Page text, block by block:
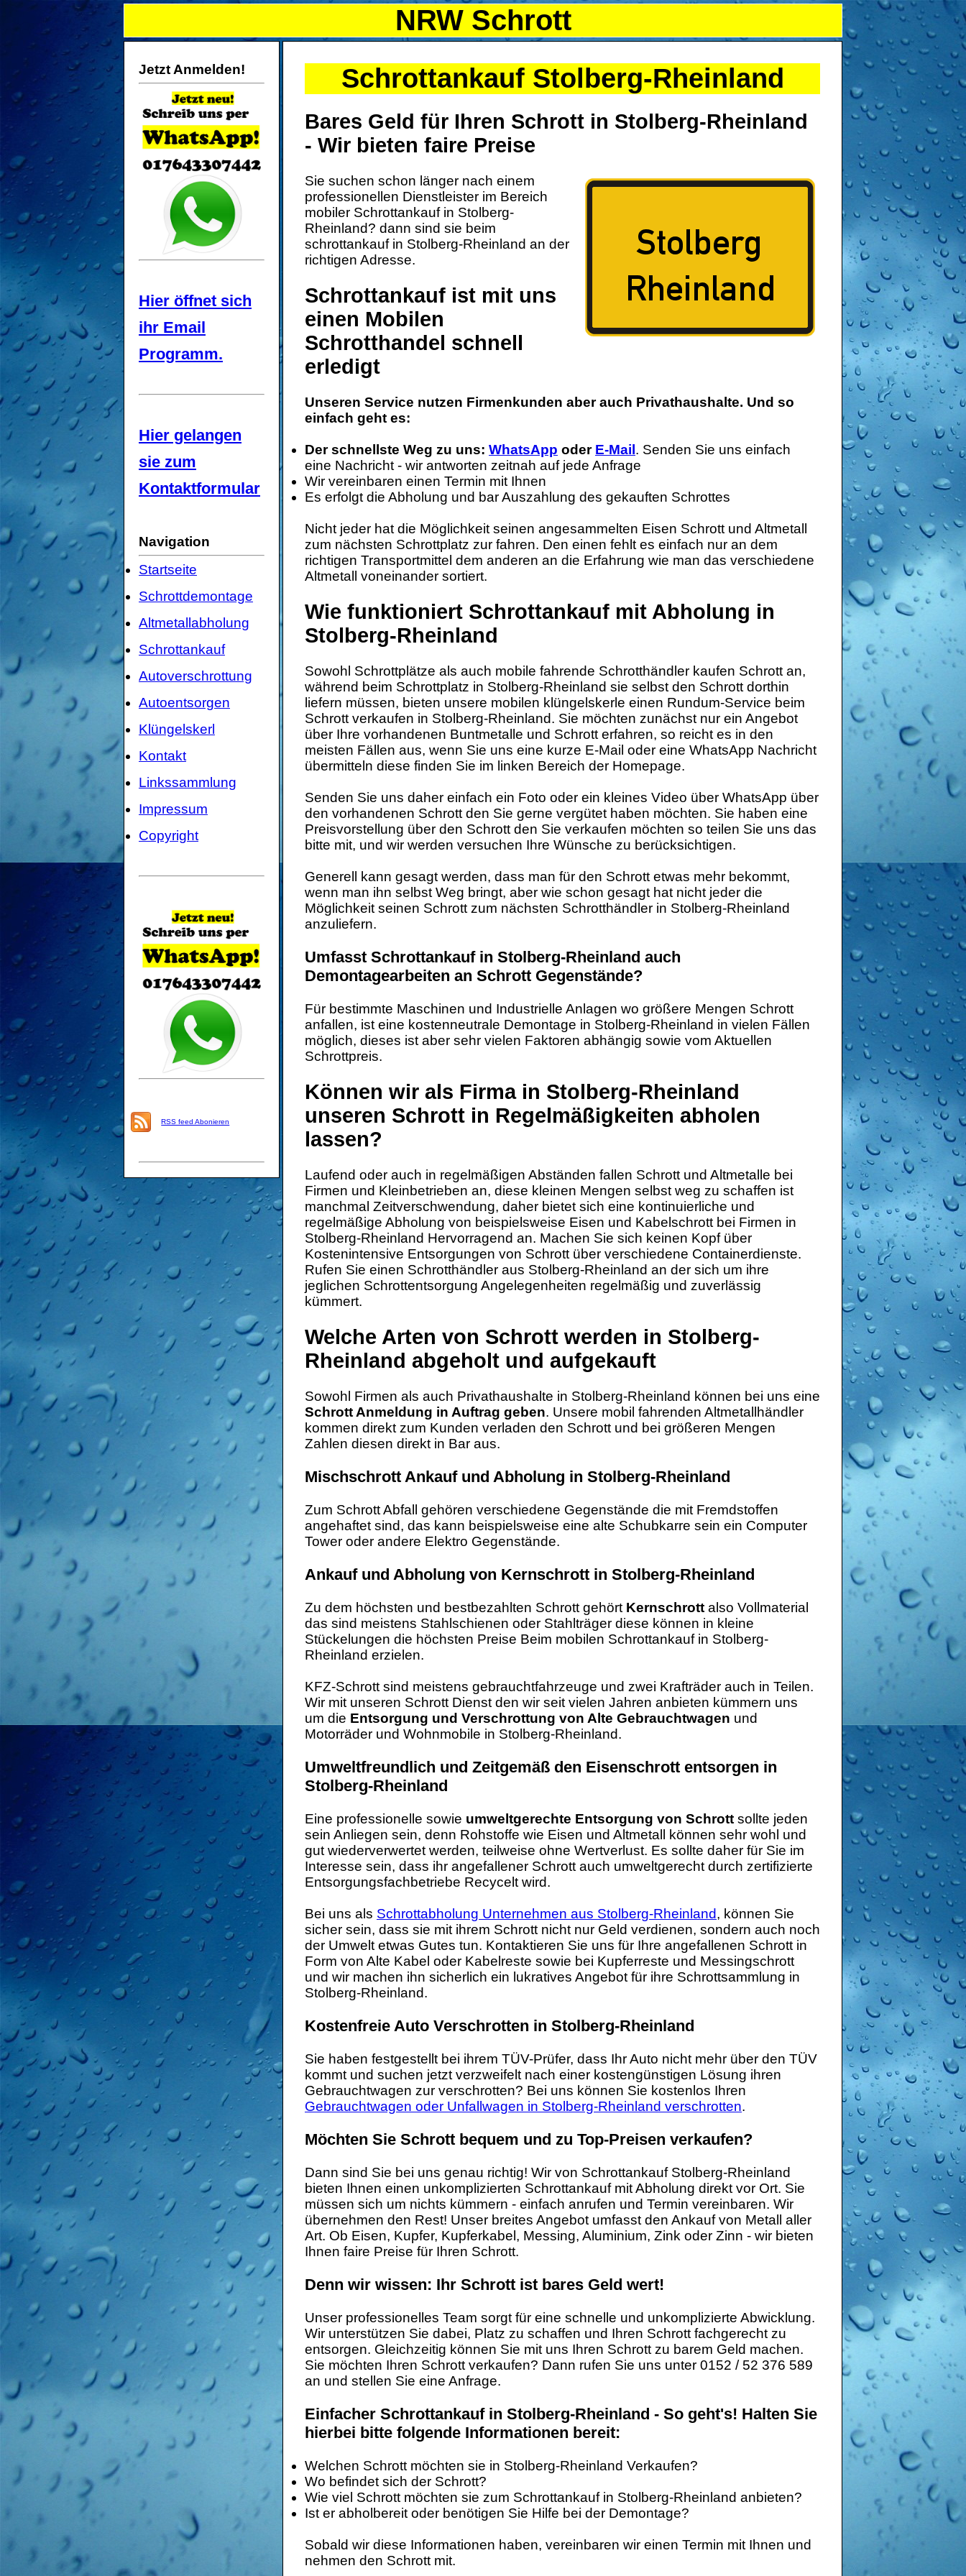
NRW Schrott
Jetzt Anmelden!
Hier öffnet sich
ihr Email
Programm.
Hier gelangen
sie zum
Kontaktformular
Navigation
Startseite
Schrottdemontage
Altmetallabholung
Schrottankauf
Autoverschrottung
Autoentsorgen
Klüngelskerl
Kontakt
Linkssammlung
Impressum
Copyright
RSS feed Abonieren
Schrottankauf Stolberg-Rheinland
Bares Geld für Ihren Schrott in Stolberg-Rheinland
- Wir bieten faire Preise
Sie suchen schon länger nach einem
professionellen Dienstleister im Bereich
mobiler Schrottankauf in Stolberg-
Rheinland? dann sind sie beim
schrottankauf in Stolberg-Rheinland an der
richtigen Adresse.
Schrottankauf ist mit uns
einen Mobilen
Schrotthandel schnell
erledigt
Unseren Service nutzen Firmenkunden aber auch Privathaushalte. Und so
einfach geht es:
Der schnellste Weg zu uns: WhatsApp oder E-Mail . Senden Sie uns einfach
eine Nachricht - wir antworten zeitnah auf jede Anfrage
Wir vereinbaren einen Termin mit Ihnen
Es erfolgt die Abholung und bar Auszahlung des gekauften Schrottes
Nicht jeder hat die Möglichkeit seinen angesammelten Eisen Schrott und Altmetall
zum nächsten Schrottplatz zur fahren. Den einen fehlt es einfach nur an dem
richtigen Transportmittel dem anderen an die Erfahrung wie man das verschiedene
Altmetall voneinander sortiert.
Wie funktioniert Schrottankauf mit Abholung in
Stolberg-Rheinland
Sowohl Schrottplätze als auch mobile fahrende Schrotthändler kaufen Schrott an,
während beim Schrottplatz in Stolberg-Rheinland sie selbst den Schrott dorthin
liefern müssen, bieten unsere mobilen klüngelskerle einen Rundum-Service beim
Schrott verkaufen in Stolberg-Rheinland. Sie möchten zunächst nur ein Angebot
über Ihre vorhandenen Buntmetalle und Schrott erfahren, so reicht es in den
meisten Fällen aus, wenn Sie uns eine kurze E-Mail oder eine WhatsApp Nachricht
übermitteln diese finden Sie im linken Bereich der Homepage.
Senden Sie uns daher einfach ein Foto oder ein kleines Video über WhatsApp über
den vorhandenen Schrott den Sie gerne vergütet haben möchten. Sie haben eine
Preisvorstellung über den Schrott den Sie verkaufen möchten so teilen Sie uns das
bitte mit, und wir werden versuchen Ihre Wünsche zu berücksichtigen.
Generell kann gesagt werden, dass man für den Schrott etwas mehr bekommt,
wenn man ihn selbst Weg bringt, aber wie schon gesagt hat nicht jeder die
Möglichkeit seinen Schrott zum nächsten Schrotthändler in Stolberg-Rheinland
anzuliefern.
Umfasst Schrottankauf in Stolberg-Rheinland auch
Demontagearbeiten an Schrott Gegenstände?
Für bestimmte Maschinen und Industrielle Anlagen wo größere Mengen Schrott
anfallen, ist eine kostenneutrale Demontage in Stolberg-Rheinland in vielen Fällen
möglich, dieses ist aber sehr vielen Faktoren abhängig sowie vom Aktuellen
Schrottpreis.
Können wir als Firma in Stolberg-Rheinland
unseren Schrott in Regelmäßigkeiten abholen
lassen?
Laufend oder auch in regelmäßigen Abständen fallen Schrott und Altmetalle bei
Firmen und Kleinbetrieben an, diese kleinen Mengen selbst weg zu schaffen ist
manchmal Zeitverschwendung, daher bietet sich eine kontinuierliche und
regelmäßige Abholung von beispielsweise Eisen und Kabelschrott bei Firmen in
Stolberg-Rheinland Hervorragend an. Machen Sie sich keinen Kopf über
Kostenintensive Entsorgungen von Schrott über verschiedene Containerdienste.
Rufen Sie einen Schrotthändler aus Stolberg-Rheinland an der sich um ihre
jeglichen Schrottentsorgung Angelegenheiten regelmäßig und zuverlässig
kümmert.
Welche Arten von Schrott werden in Stolberg-
Rheinland abgeholt und aufgekauft
Sowohl Firmen als auch Privathaushalte in Stolberg-Rheinland können bei uns eine
Schrott Anmeldung in Auftrag geben. Unsere mobil fahrenden Altmetallhändler
kommen direkt zum Kunden verladen den Schrott und bei größeren Mengen
Zahlen diesen direkt in Bar aus.
Mischschrott Ankauf und Abholung in Stolberg-Rheinland
Zum Schrott Abfall gehören verschiedene Gegenstände die mit Fremdstoffen
angehaftet sind, das kann beispielsweise eine alte Schubkarre sein ein Computer
Tower oder andere Elektro Gegenstände.
Ankauf und Abholung von Kernschrott in Stolberg-Rheinland
Zu dem höchsten und bestbezahlten Schrott gehört Kernschrott also Vollmaterial
das sind meistens Stahlschienen oder Stahlträger diese können in kleine
Stückelungen die höchsten Preise Beim mobilen Schrottankauf in Stolberg-
Rheinland erzielen.
KFZ-Schrott sind meistens gebrauchtfahrzeuge und zwei Krafträder auch in Teilen.
Wir mit unseren Schrott Dienst den wir seit vielen Jahren anbieten kümmern uns
um die Entsorgung und Verschrottung von Alte Gebrauchtwagen und
Motorräder und Wohnmobile in Stolberg-Rheinland.
Umweltfreundlich und Zeitgemäß den Eisenschrott entsorgen in
Stolberg-Rheinland
Eine professionelle sowie umweltgerechte Entsorgung von Schrott sollte jeden
sein Anliegen sein, denn Rohstoffe wie Eisen und Altmetall können sehr wohl und
gut wiederverwertet werden, teilweise ohne Wertverlust. Es sollte daher für Sie im
Interesse sein, dass ihr angefallener Schrott auch umweltgerecht durch zertifizierte
Entsorgungsfachbetriebe Recycelt wird.
Bei uns als Schrottabholung Unternehmen aus Stolberg-Rheinland, können Sie
sicher sein, dass sie mit ihrem Schrott nicht nur Geld verdienen, sondern auch noch
der Umwelt etwas Gutes tun. Kontaktieren Sie uns für Ihre angefallenen Schrott in
Form von Alte Kabel oder Kabelreste sowie bei Kupferreste und Messingschrott
und wir machen ihn sicherlich ein lukratives Angebot für ihre Schrottsammlung in
Stolberg-Rheinland.
Kostenfreie Auto Verschrotten in Stolberg-Rheinland
Sie haben festgestellt bei ihrem TÜV-Prüfer, dass Ihr Auto nicht mehr über den TÜV
kommt und suchen jetzt verzweifelt nach einer kostengünstigen Lösung ihren
Gebrauchtwagen zur verschrotten? Bei uns können Sie kostenlos Ihren
Gebrauchtwagen oder Unfallwagen in Stolberg-Rheinland verschrotten.
Möchten Sie Schrott bequem und zu Top-Preisen verkaufen?
Dann sind Sie bei uns genau richtig! Wir von Schrottankauf Stolberg-Rheinland
bieten Ihnen einen unkomplizierten Schrottankauf mit Abholung direkt vor Ort. Sie
müssen sich um nichts kümmern - einfach anrufen und Termin vereinbaren. Wir
übernehmen den Rest! Unser breites Angebot umfasst den Ankauf von Metall aller
Art. Ob Eisen, Kupfer, Kupferkabel, Messing, Aluminium, Zink oder Zinn - wir bieten
Ihnen faire Preise für Ihren Schrott.
Denn wir wissen: Ihr Schrott ist bares Geld wert!
Unser professionelles Team sorgt für eine schnelle und unkomplizierte Abwicklung.
Wir unterstützen Sie dabei, Platz zu schaffen und Ihren Schrott fachgerecht zu
entsorgen. Gleichzeitig können Sie mit uns Ihren Schrott zu barem Geld machen.
Sie möchten Ihren Schrott verkaufen? Dann rufen Sie uns unter 0152 / 52 376 589
an und stellen Sie eine Anfrage.
Einfacher Schrottankauf in Stolberg-Rheinland - So geht's! Halten Sie
hierbei bitte folgende Informationen bereit:
Welchen Schrott möchten sie in Stolberg-Rheinland Verkaufen?
Wo befindet sich der Schrott?
Wie viel Schrott möchten sie zum Schrottankauf in Stolberg-Rheinland anbieten?
Ist er abholbereit oder benötigen Sie Hilfe bei der Demontage?
Sobald wir diese Informationen haben, vereinbaren wir einen Termin mit Ihnen und
nehmen den Schrott mit.